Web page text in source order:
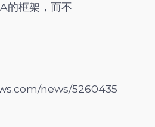
的框架，而不
news/5260435